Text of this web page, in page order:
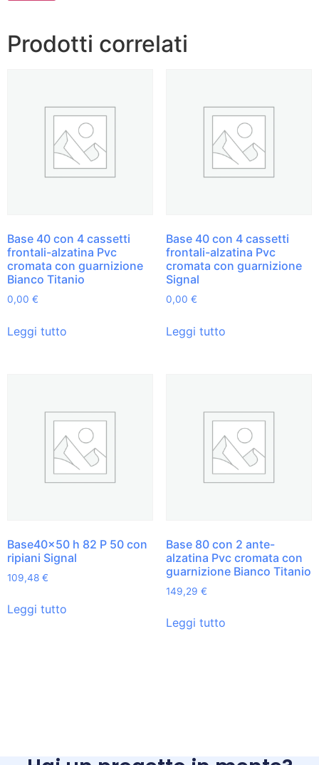
Prodotti correlati
Base 40 con 4 cassetti
frontali-alzatina Pvc
cromata con guarnizione
Bianco Titanio
0,00 €
Leggi tutto
Base 40 con 4 cassetti
frontali-alzatina Pvc
cromata con guarnizione
Signal
0,00 €
Leggi tutto
Base40x50 h 82 P 50 con
ripiani Signal
109,48 €
Leggi tutto
Base 80 con 2 ante-
alzatina Pvc cromata con
guarnizione Bianco Titanio
149,29 €
Leggi tutto